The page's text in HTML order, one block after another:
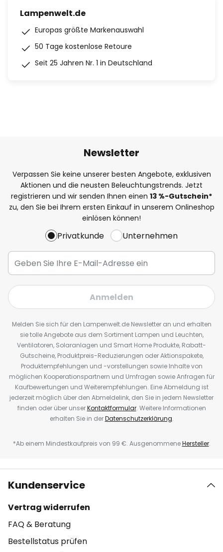
Lampenwelt.de
Europas größte Markenauswahl
50 Tage kostenlose Retoure
Seit 25 Jahren Nr. 1 in Deutschland
Newsletter
Verpassen Sie keine unserer besten Angebote, exklusiven
Aktionen und die neusten Beleuchtungstrends. Jetzt
registrieren und wir senden Ihnen einen 13 %-Gutschein*
zu, den Sie bei Ihrem ersten Einkauf in unserem Onlineshop
einlösen können!
Privatkunde Unternehmen
Anmelden
Melden Sie sich für den Lampenwelt.de Newsletter an und erhalten
sie tolle Angebote aus dem Sortiment Lampen und Leuchten,
Ventilatoren, Solaranlagen und Smart Home Produkte, Rabatt-
Gutscheine, Produktpreis-Reduzierungen oder Aktionspakete,
Produktempfehlungen und -vorstellungen sowie Inhalte von
möglichen Kooperationspartnern und Umfragen sowie Anfragen für
Kaufbewertungen und Weiterempfehlungen. Eine Abmeldung ist
jederzeit möglich über den Abmeldelink, den Sie in jedem Newsletter
finden oder über unserKontaktformular. Weitere Informationen
erhalten Sie in derDatenschutzerklärung.
*Ab einem Mindestkaufpreis von 99 €. AusgenommeneHersteller.
Kundenservice
Vertrag widerrufen
FAQ & Beratung
Bestellstatus prüfen